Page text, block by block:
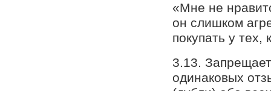
«Мне не
он слишком
покупать у тех,
3.13.
одинаковых